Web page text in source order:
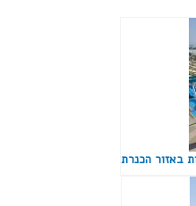
באזור הכנרת